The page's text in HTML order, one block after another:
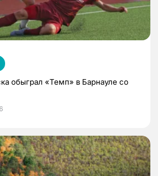
обыграл «Темп» в Барнауле со